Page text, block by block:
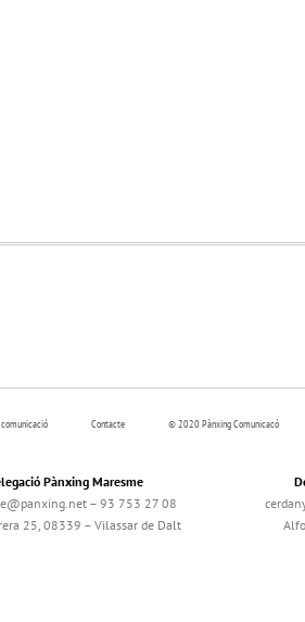
comunicació Contacte © 2020 Pànxing Comunicacó
Pànxing Maresme
– 93 753 27 08
25, 08339 – Vilassar de Dalt